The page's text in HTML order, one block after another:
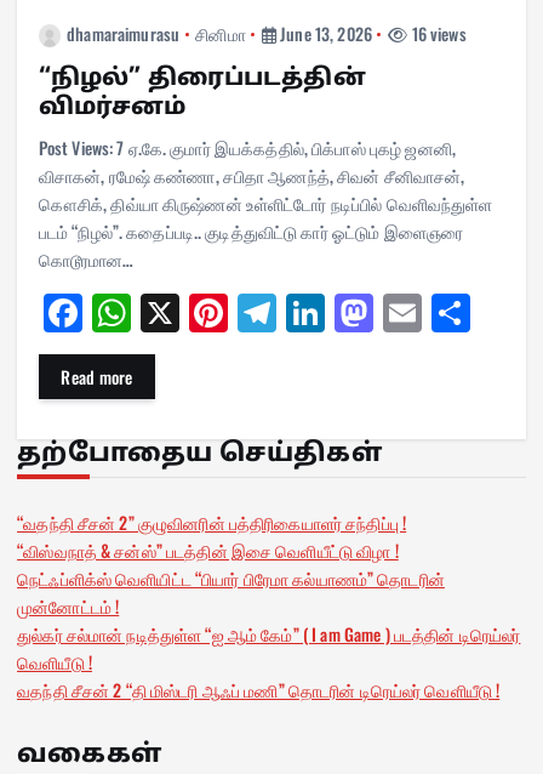
dhamaraimurasu சினிமா June 13, 2026 16 views
“நிழல்” திரைப்படத்தின்
விமர்சனம்
Post Views: 7 ஏ.கே. குமார் இயக்கத்தில், பிக்பாஸ் புகழ் ஜனனி,
விசாகன், ரமேஷ் கண்ணா, சபிதா ஆணந்த், சிவன் சீனிவாசன்,
கௌசிக், திவ்யா கிருஷ்ணன் உள்ளிட்டோர் நடிப்பில் வெளிவந்துள்ள
படம் “நிழல்”. கதைப்படி.. குடித்துவிட்டு கார் ஓட்டும் இளைஞரை
கொடூரமான…
Fa
ce
bo
ok
W
ha
ts
A
pp
X Pi
nt
es
t
Te
le
a
m
Li
nk
In
M
as
do
n
E
m
Sh
ar
Read more
தற்போதைய செய்திகள்
“வதந்தி சீசன் 2” குழுவினரின் பத்திரிகையாளர் சந்திப்பு !
“விஸ்வநாத் & சன்ஸ்” படத்தின் இசை வெளியீட்டு விழா !
நெட்ஃப்ளிக்ஸ் வெளியிட்ட “பியார் பிரேமா கல்யாணம்” தொடரின்
முன்னோட்டம் !
துல்கர் சல்மான் நடித்துள்ள “ஐ ஆம் கேம்” ( I am Game ) படத்தின் டிரெய்லர்
வெளியீடு !
வதந்தி சீசன் 2 “தி மிஸ்டரி ஆஃப் மணி” தொடரின் டிரெய்லர் வெளியீடு !
வகைகள்